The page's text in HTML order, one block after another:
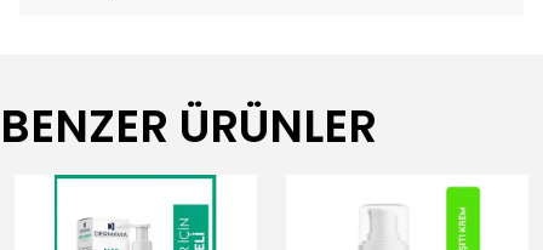
BENZER ÜRÜNLER